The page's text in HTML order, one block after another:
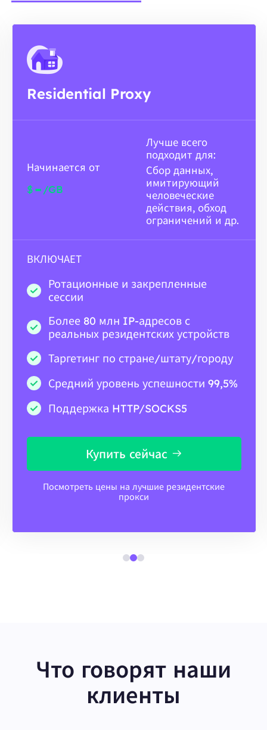
Residential Proxy
Начинается от
$- /GB
Лучше всего
подходит для:
Сбор данных,
имитирующий
человеческие
действия, обход
ограничений и др.
ВКЛЮЧАЕТ
Ротационные и закрепленные
сессии
Более 80 млн IP-адресов с
реальных резидентских устройств
Таргетинг по стране/штату/городу
Средний уровень успешности 99,5%
Поддержка HTTP/SOCKS5
Купить сейчас
Посмотреть цены на лучшие резидентские
прокси
Что говорят наши
клиенты